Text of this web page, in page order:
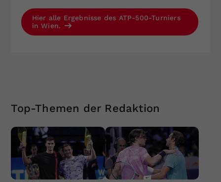
Hier alle Ergebnisse des ATP-500-Turniers
in Wien.
Top-Themen der Redaktion